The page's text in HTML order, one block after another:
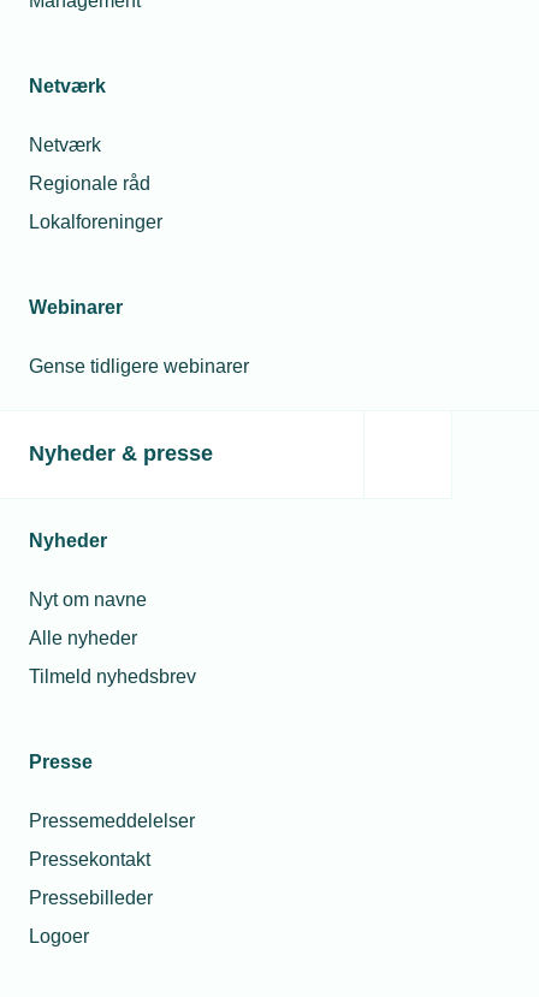
Netværk
Netværk
Regionale råd
Lokalforeninger
Webinarer
Gense tidligere webinarer
Nyheder & presse
Nyheder
Nyt om navne
Alle nyheder
Tilmeld nyhedsbrev
Presse
Pressemeddelelser
Pressekontakt
Pressebilleder
Logoer